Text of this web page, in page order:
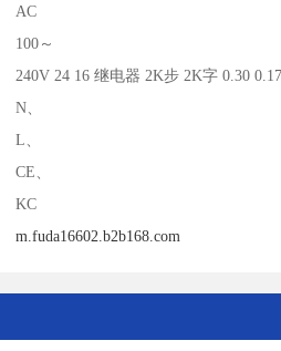
AC
100～
240V 24 16 继电器 2K步 2K字 0.30
N、
L、
CE、
KC
m.fuda16602.b2b168.com